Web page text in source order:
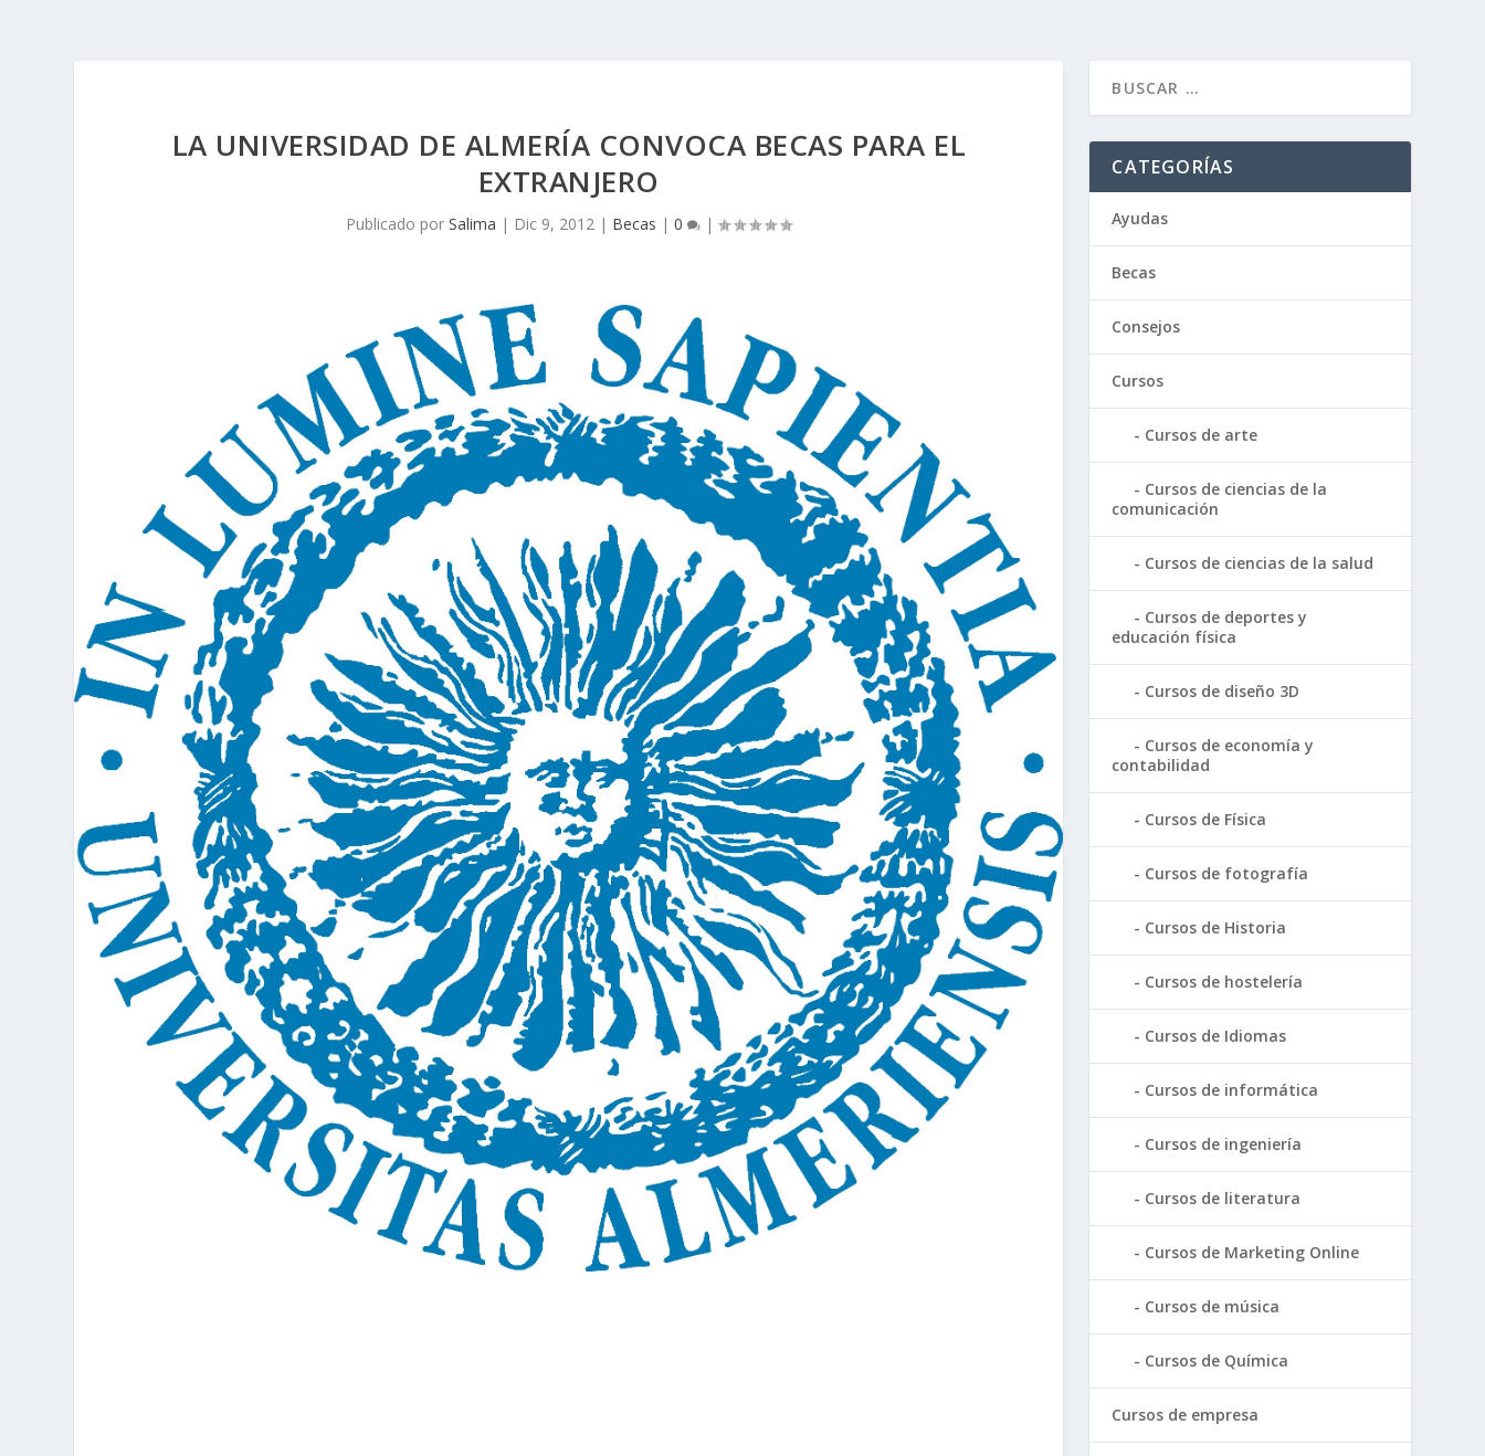
LA UNIVERSIDAD DE ALMERÍA CONVOCA BECAS PARA EL
EXTRANJERO
Publicado porSalima | Dic 9, 2012 | Becas |0 |
CATEGORÍAS
Ayudas
Becas
Consejos
Cursos
Cursos de arte
Cursos de ciencias de la
comunicación
Cursos de ciencias de la salud
Cursos de deportes y
educación física
Cursos de diseño 3D
Cursos de economía y
contabilidad
Cursos de Física
Cursos de fotografía
Cursos de Historia
Cursos de hostelería
Cursos de Idiomas
Cursos de informática
Cursos de ingeniería
Cursos de literatura
Cursos de Marketing Online
Cursos de música
Cursos de Química
Cursos de empresa